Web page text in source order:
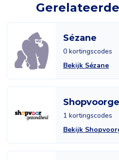
Sézane
0 kortingscodes
Bekijk Sézane
1 kortingscodes
Bekijk